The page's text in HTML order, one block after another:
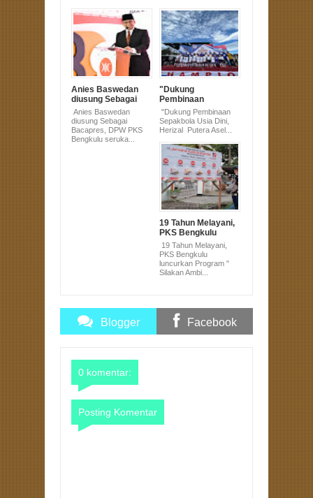
Anies Baswedan
diusung Sebagai
Bacapres, DPW
PKS Bengkulu
serukan All Out.
Anies Baswedan
diusung Sebagai
Bacapres, DPW PKS
Bengkulu seruka...
"Dukung
Pembinaan
Sepakbola Usia
Dini, Herizal Putera
Aseli Rejang
2022"
"Dukung Pembinaan
Sepakbola Usia Dini,
Herizal Putera Asel...
19 Tahun Melayani,
PKS Bengkulu
luncurkan Program
" Silakan Ambil
Seperlunya "
19 Tahun Melayani,
PKS Bengkulu
luncurkan Program "
Silakan Ambi...
Blogger Facebook
0 komentar:
Posting Komentar